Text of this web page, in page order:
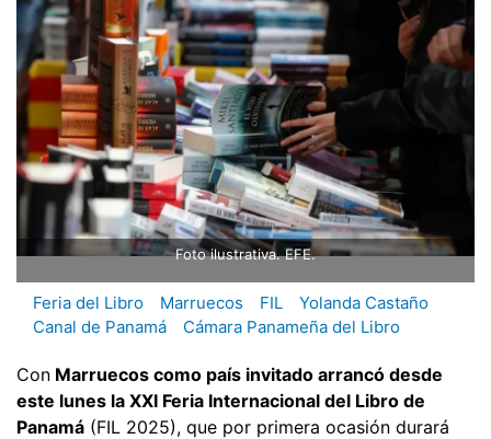
Foto ilustrativa. EFE.
Feria del Libro Marruecos FIL
Yolanda Castaño
Canal de Panamá
Cámara Panameña del Libro
Con Marruecos como país invitado arrancó desde
este lunes la XXI Feria Internacional del Libro de
Panamá (FIL 2025), que por primera ocasión durará